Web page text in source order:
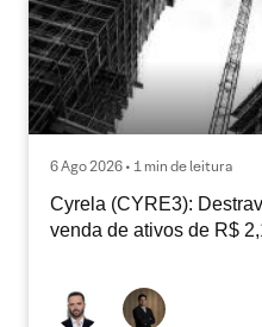
6 Ago 2026 • 1 min de leitura
Cyrela (CYRE3):
venda de ativos de R$